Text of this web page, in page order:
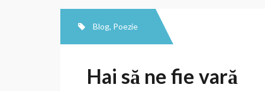
Blog, Poezie
Hai să ne fie vară